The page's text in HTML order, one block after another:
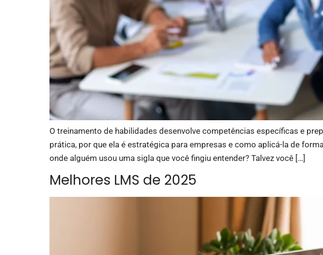
O treinamento de habilidades desenvolve competências específicas e
prática, por que ela é estratégica para empresas e como aplicá-la de
onde alguém usou uma sigla que você fingiu entender? Talvez você […]
Melhores LMS de 2025